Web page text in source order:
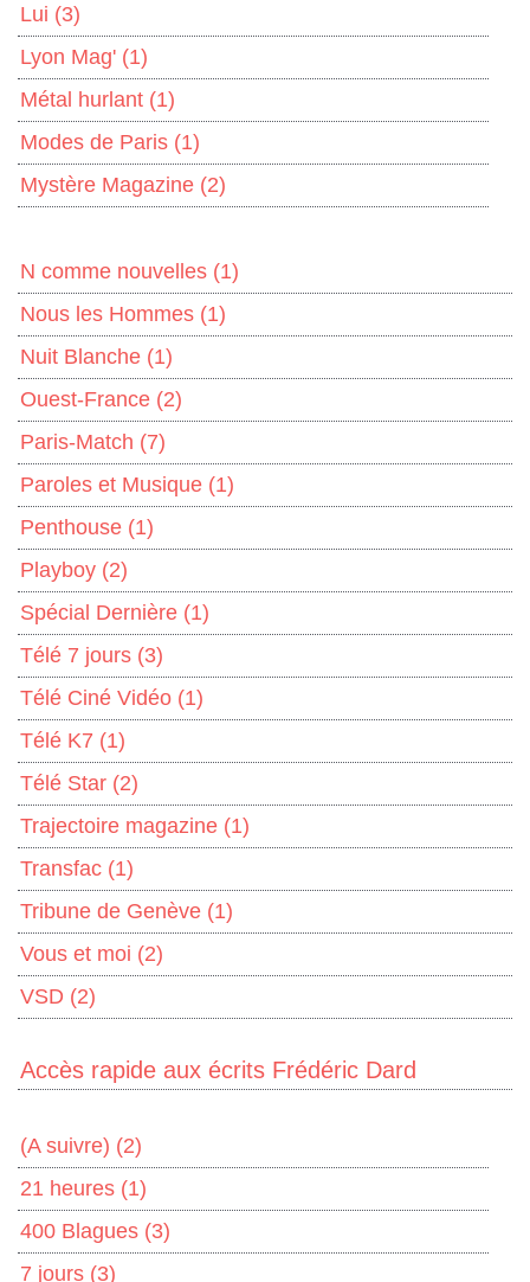
Lui (3)
Lyon Mag' (1)
Métal hurlant (1)
Modes de Paris (1)
Mystère Magazine (2)
N comme nouvelles (1)
Nous les Hommes (1)
Nuit Blanche (1)
Ouest-France (2)
Paris-Match (7)
Paroles et Musique (1)
Penthouse (1)
Playboy (2)
Spécial Dernière (1)
Télé 7 jours (3)
Télé Ciné Vidéo (1)
Télé K7 (1)
Télé Star (2)
Trajectoire magazine (1)
Transfac (1)
Tribune de Genève (1)
Vous et moi (2)
VSD (2)
Accès rapide aux écrits Frédéric Dard
(A suivre) (2)
21 heures (1)
400 Blagues (3)
7 jours (3)